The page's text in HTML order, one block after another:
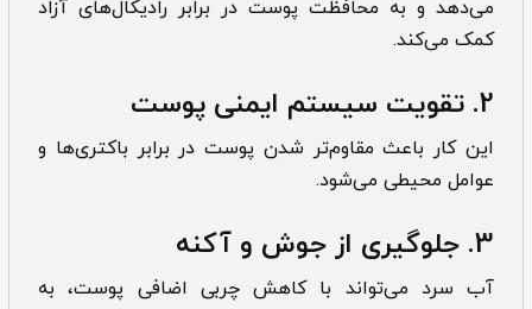
می‌دهد و به محافظت پوست در برابر رادیکال‌های آزاد
کمک می‌کند.
2. تقویت سیستم ایمنی پوست
این کار باعث مقاوم‌تر شدن پوست در برابر باکتری‌ها و
عوامل محیطی می‌شود.
3. جلوگیری از جوش و آکنه
آب سرد می‌تواند با کاهش چربی اضافی پوست، به